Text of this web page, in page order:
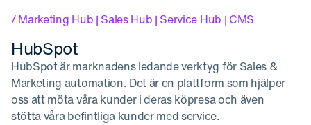
/ Marketing Hub | Sales Hub | Service Hub | CMS
HubSpot
HubSpot är marknadens ledande verktyg för Sales &
Marketing automation. Det är en plattform som hjälper
oss att möta våra kunder i deras köpresa och även
stötta våra befintliga kunder med service.